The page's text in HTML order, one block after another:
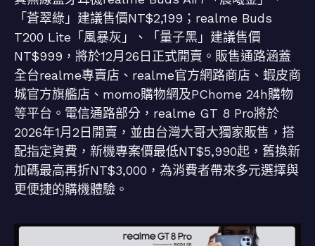
「蒼翠綠」建議售價NT$2,199；realme Buds
T200 Lite「風暴灰」、「量子黑」建議售價
NT$999，將於12月26日正式開賣。販售通路涵蓋
全台realme專賣店、realme官方網路商店、蝦皮商
城官方旗艦店、momo購物網及PChome 24h購物
等平台。電信通路部分，realme GT 8 Pro將於
2026年1月2日開賣，並由台灣大哥大獨家販售，搭
配指定資費，新機專案價最低NT$5,990起，舊換新
加碼最高再折NT$3,000，為消費者帶來多元選擇與
更便捷的購機體驗。